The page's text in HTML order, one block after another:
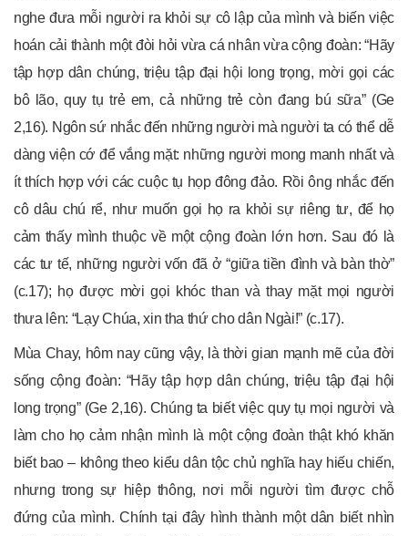
nghe đưa mỗi người ra khỏi sự cô lập của mình và biến việc
hoán cải thành một đòi hỏi vừa cá nhân vừa cộng đoàn: “Hãy
tập hợp dân chúng, triệu tập đại hội long trọng, mời gọi các
bô lão, quy tụ trẻ em, cả những trẻ còn đang bú sữa” (Ge
2,16). Ngôn sứ nhắc đến những người mà người ta có thể dễ
dàng viện cớ để vắng mặt: những người mong manh nhất và
ít thích hợp với các cuộc tụ họp đông đảo. Rồi ông nhắc đến
cô dâu chú rể, như muốn gọi họ ra khỏi sự riêng tư, để họ
cảm thấy mình thuộc về một cộng đoàn lớn hơn. Sau đó là
các tư tế, những người vốn đã ở “giữa tiền đình và bàn thờ”
(c.17); họ được mời gọi khóc than và thay mặt mọi người
thưa lên: “Lạy Chúa, xin tha thứ cho dân Ngài!” (c.17).
Mùa Chay, hôm nay cũng vậy, là thời gian mạnh mẽ của đời
sống cộng đoàn: “Hãy tập hợp dân chúng, triệu tập đại hội
long trọng” (Ge 2,16). Chúng ta biết việc quy tụ mọi người và
làm cho họ cảm nhận mình là một cộng đoàn thật khó khăn
biết bao – không theo kiểu dân tộc chủ nghĩa hay hiếu chiến,
nhưng trong sự hiệp thông, nơi mỗi người tìm được chỗ
đứng của mình. Chính tại đây hình thành một dân biết nhìn